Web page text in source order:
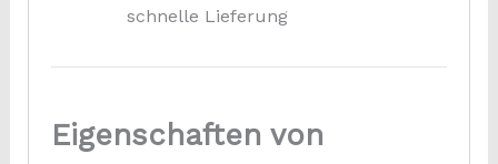
schnelle Lieferung
Eigenschaften von